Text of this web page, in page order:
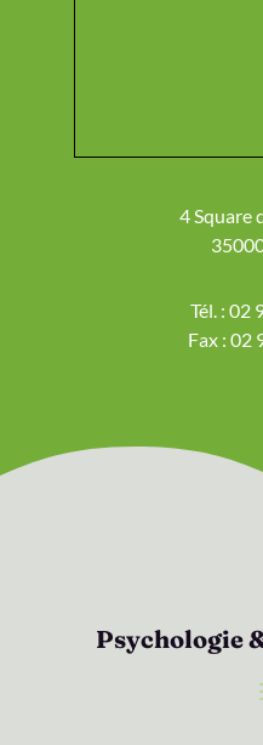
4 Square
Tél. : 02
Fax : 02
Psychologie